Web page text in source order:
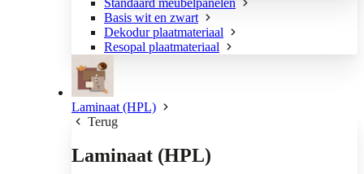
Basis wit en zwart
Dekodur plaatmateriaal
Resopal plaatmateriaal
Laminaat (HPL)
Terug
Laminaat (HPL)